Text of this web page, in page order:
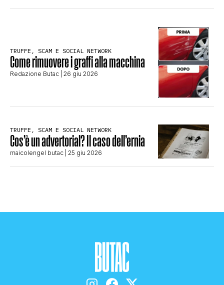
TRUFFE, SCAM E SOCIAL NETWORK
Come rimuovere i graffi alla macchina
Redazione Butac | 26 giu 2026
TRUFFE, SCAM E SOCIAL NETWORK
Cos’è un advertorial? Il caso dell’ernia
maicolengel butac | 25 giu 2026